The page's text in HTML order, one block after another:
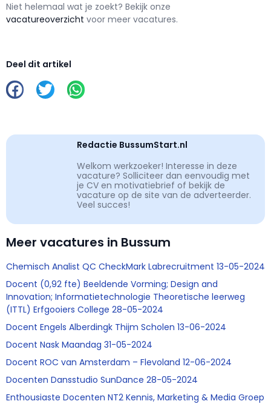
Niet helemaal wat je zoekt? Bekijk onze
vacatureoverzicht voor meer vacatures.
Deel dit artikel
Redactie BussumStart.nl
Welkom werkzoeker! Interesse in deze
vacature? Solliciteer dan eenvoudig met
je CV en motivatiebrief of bekijk de
vacature op de site van de adverteerder.
Veel succes!
Meer vacatures in Bussum
Chemisch Analist QC CheckMark Labrecruitment 13-05-2024
Docent (0,92 fte) Beeldende Vorming; Design and
Innovation; Informatietechnologie Theoretische leerweg
(ITTL) Erfgooiers College 28-05-2024
Docent Engels Alberdingk Thijm Scholen 13-06-2024
Docent Nask Maandag 31-05-2024
Docent ROC van Amsterdam – Flevoland 12-06-2024
Docenten Dansstudio SunDance 28-05-2024
Enthousiaste Docenten NT2 Kennis, Marketing & Media Groep